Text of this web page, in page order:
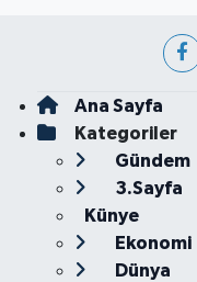
Ana Sayfa
Kategoriler
Gündem
3.Sayfa
Künye
Ekonomi
Dünya